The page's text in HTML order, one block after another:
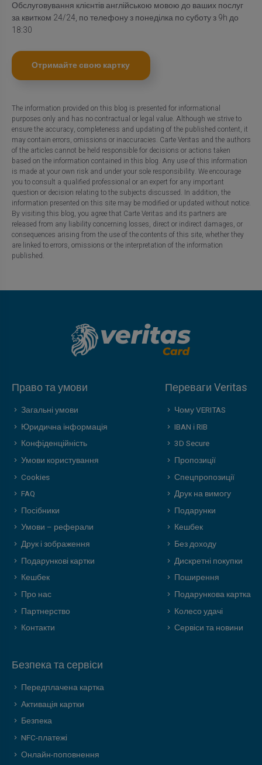
Обслуговування клієнтів англійською мовою до ваших послуг
за квитком 24/24, по телефону з понеділка по суботу з 9h до
18:30
Отримайте свою картку
The information provided on this blog is presented for informational
purposes only and has no contractual or legal value. Although we strive to
ensure the accuracy, completeness and updating of the published content, it
may contain errors, omissions or inaccuracies. Carte Veritas and the authors
of the articles cannot be held responsible for decisions or actions taken
based on the information contained in this blog. Any use of this information
is made at your own risk and under your sole responsibility. We encourage
you to consult a qualified professional or an expert for any important
question or decision relating to the subjects discussed. In addition, the
information presented on this site may be modified or updated without notice.
By visiting this blog, you agree that Carte Veritas and its partners are
released from any liability concerning losses, direct or indirect damages, or
consequences arising from the use of the contents of this site, whether they
are linked to errors, omissions or the interpretation of the information
published.
Право та умови
Загальні умови
Юридична інформація
Конфіденційність
Умови користування
Cookies
FAQ
Посібники
Умови – реферали
Друк і зображення
Подарункові картки
Кешбек
Про нас
Партнерство
Контакти
Переваги Veritas
Чому VERITAS
IBAN і RIB
3D Secure
Пропозиції
Спецпропозиції
Друк на вимогу
Подарунки
Кешбек
Без доходу
Дискретні покупки
Поширення
Подарункова картка
Колесо удачі
Сервіси та новини
Безпека та сервіси
Передплачена картка
Активація картки
Безпека
NFC-платежі
Онлайн-поповнення